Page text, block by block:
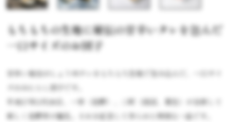
もちもちの生地に秘伝の甘辛いタレを包んだ
一口サイズのお団子
甘辛い秘伝のしょうゆタレをもちもち生地で包み込んだ、一口サイ
ズのみたらし団子です。
平成17年2月28日、一市（佐野）、二町（田沼、葛生）が合併して
新しく佐野市が誕生。それを記念して作られた特別な一品です。